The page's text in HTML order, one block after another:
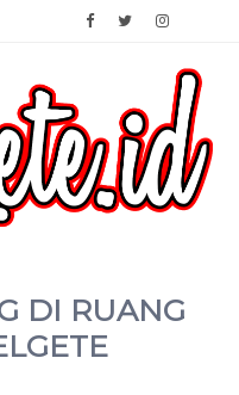
DI RUANG